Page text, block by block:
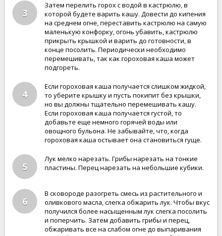
3
Затем перелить горох с водой в кастрюлю, в
которой будете варить кашу. Довести до кипения
на среднем огне, переставить кастрюлю на самую
маленькую конфорку, огонь убавить, кастрюлю
прикрыть крышкой и варить до готовности, в
конце посолить. Периодически необходимо
перемешивать, так как гороховая каша может
подгореть.
4
Если гороховая каша получается слишком жидкой,
то уберите крышку и пусть покипит без крышки,
но вы должны тщательно перемешивать кашу.
Если гороховая каша получается густой, то
добавьте еще немного горячей воды или
овощного бульона. Не забывайте, что, когда
гороховая каша остывает она становиться гуще.
5
Лук мелко нарезать. Грибы нарезать на тонкие
пластины. Перец нарезать на небольшие кубики.
6
В сковороде разогреть смесь из растительного и
оливкового масла, слегка обжарить лук. Чтобы вкус
получился более насыщенным лук слегка посолить
и поперчить. Затем добавить грибы и перец,
обжаривать все на слабом огне до выпаривания